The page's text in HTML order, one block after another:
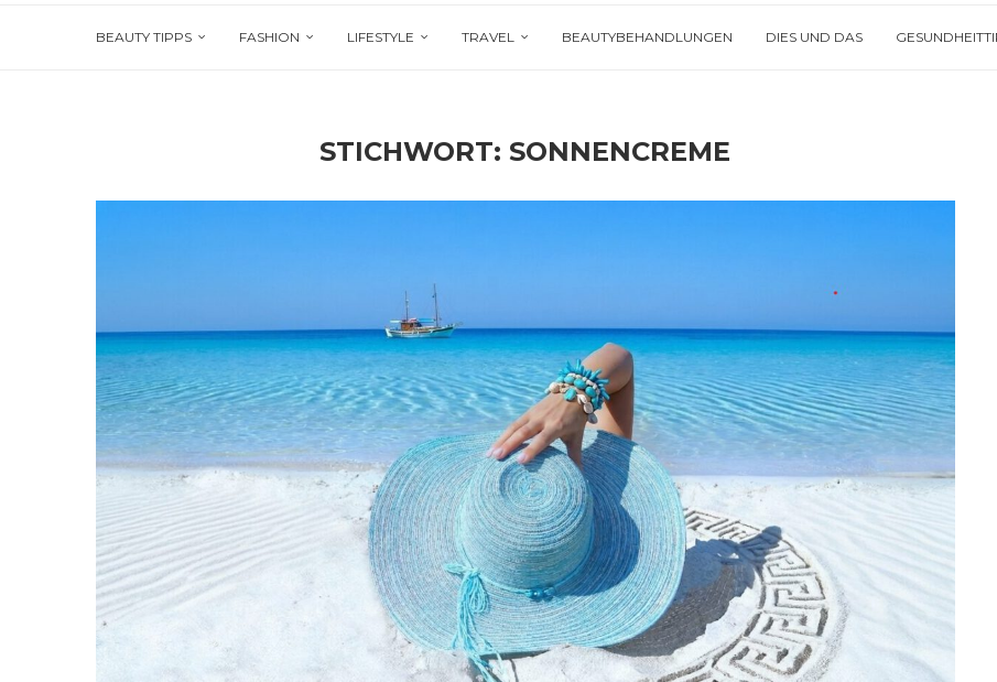
BEAUTY TIPPS FASHION LIFESTYLE TRAVEL BEAUTYBEHANDLUNGEN DIES UND DAS
STICHWORT: SONNENCREME